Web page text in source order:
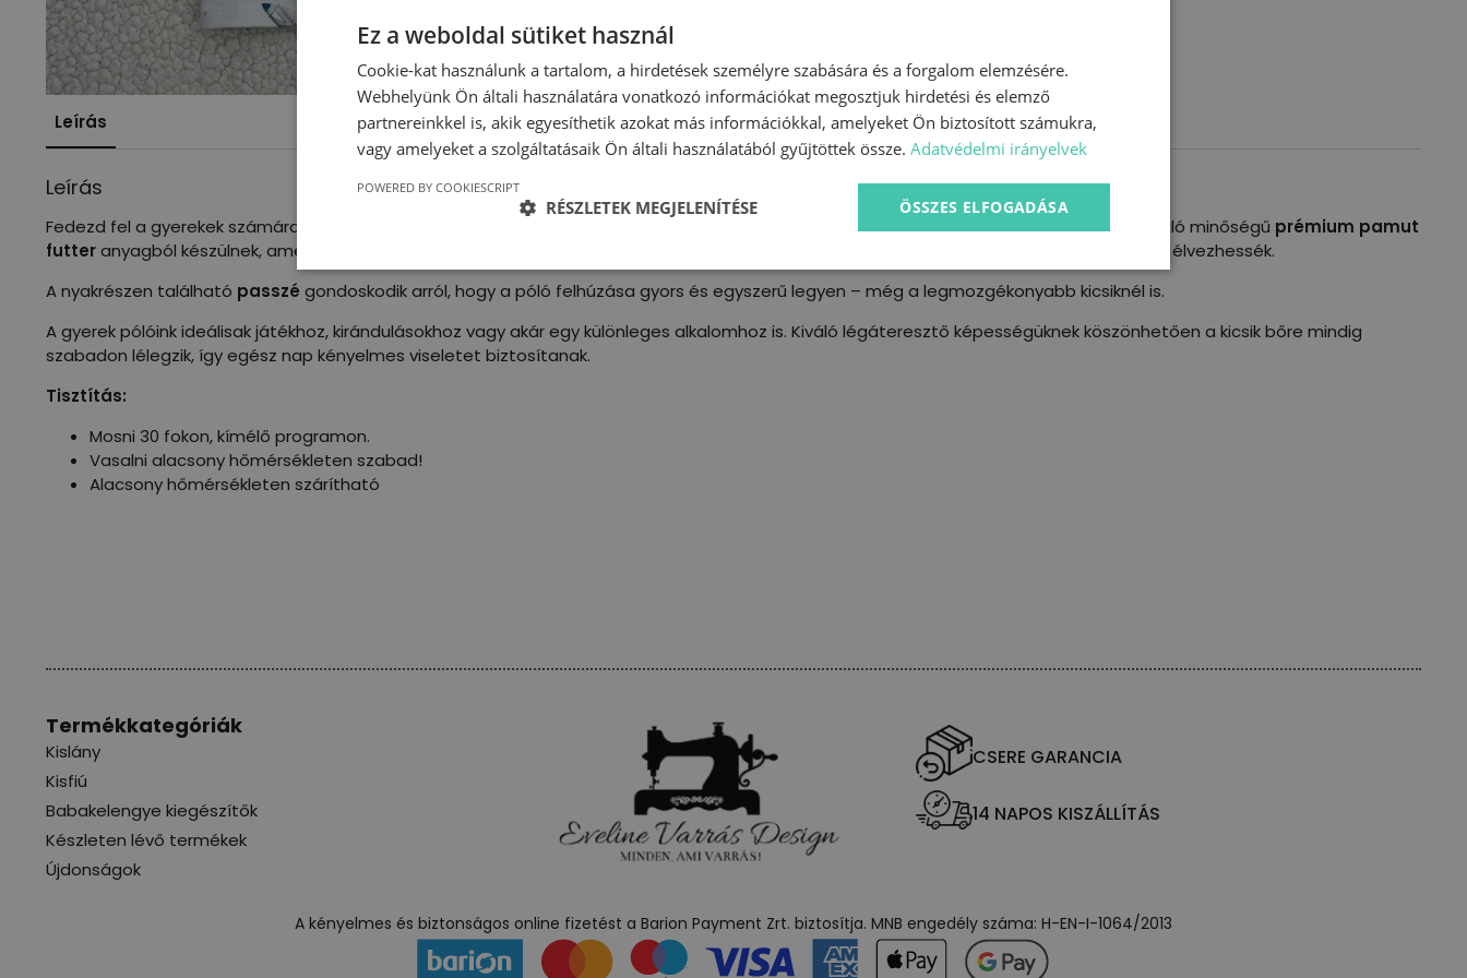
Leírás
Leírás
Fedezd fel a gyerekek számára készült prémium minőségű pólóinkat, amelyek minden szülő és gyermek igényeit kielégítik! Termékeink kiváló minőségű prémium pamut
futteranyagból készülnek, amely nemcsak rendkívül puha és kényelmes, hanem strapabíró is, hogy a legaktívabb gyerekek is hosszú ideig élvezhessék.
A nyakrészen található passzé gondoskodik arról, hogy a póló felhúzása gyors és egyszerű legyen – még a legmozgékonyabb kicsiknél is.
A gyerek pólóink ideálisak játékhoz, kirándulásokhoz vagy akár egy különleges alkalomhoz is. Kiváló légáteresztő képességüknek köszönhetően a kicsik bőre mindig
szabadon lélegzik, így egész nap kényelmes viseletet biztosítanak.
Tisztítás:
Mosni 30 fokon, kímélő programon.
Vasalni alacsony hőmérsékleten szabad!
Alacsony hőmérsékleten szárítható
Termékkategóriák
Kislány
Kisfiú
Babakelengye kiegészítők
Készleten lévő termékek
Újdonságok
CSERE GARANCIA
14 NAPOS KISZÁLLÍTÁS
A kényelmes és biztonságos online fizetést a Barion Payment Zrt. biztosítja. MNB engedély száma: H-EN-I-1064/2013
Ez a weboldal sütiket használ
Cookie-kat használunk a tartalom, a hirdetések személyre szabására és a forgalom elemzésére.
Webhelyünk Ön általi használatára vonatkozó információkat megosztjuk hirdetési és elemző
partnereinkkel is, akik egyesíthetik azokat más információkkal, amelyeket Ön biztosított számukra,
vagy amelyeket a szolgáltatásaik Ön általi használatából gyűjtöttek össze. Adatvédelmi irányelvek
ÖSSZES ELFOGADÁSA
RÉSZLETEK MEGJELENÍTÉSE
POWERED BY COOKIESCRIPT